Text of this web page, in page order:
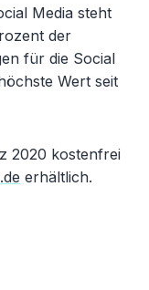
Media steht
der
für die Social
Wert seit
2020 kostenfrei
erhältlich.